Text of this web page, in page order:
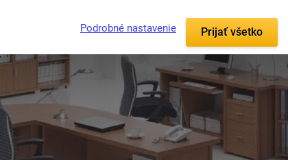
Podrobné nastavenie Prijať všetko